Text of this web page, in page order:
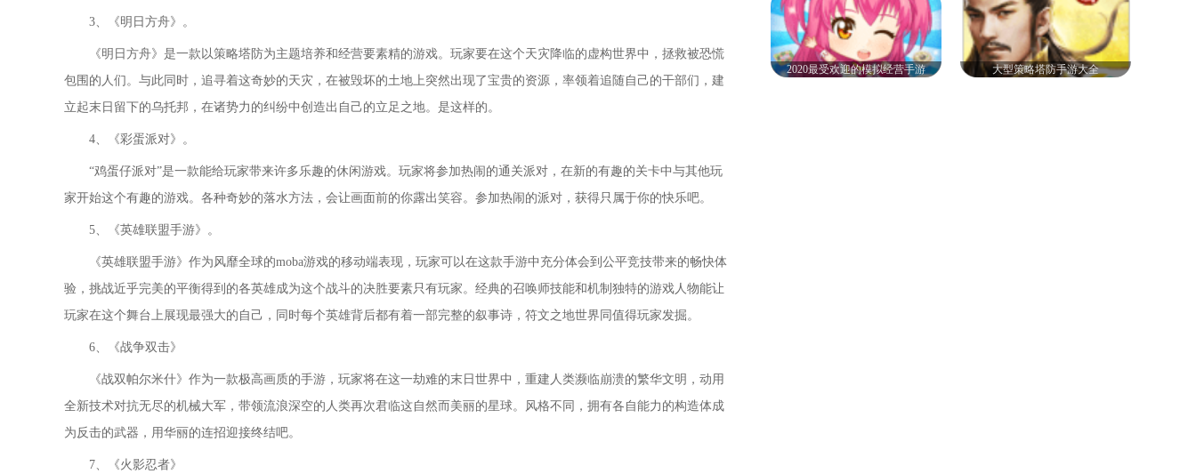
3、《明日方舟》。
《明日方舟》是一款以策略塔防为主题培养和经营要素精的游戏。玩家要在这个天灾降临的虚构世界中，拯救被恐慌
包围的人们。与此同时，追寻着这奇妙的天灾，在被毁坏的土地上突然出现了宝贵的资源，率领着追随自己的干部们，建
立起末日留下的乌托邦，在诸势力的纠纷中创造出自己的立足之地。是这样的。
4、《彩蛋派对》。
“鸡蛋仔派对”是一款能给玩家带来许多乐趣的休闲游戏。玩家将参加热闹的通关派对，在新的有趣的关卡中与其他玩
家开始这个有趣的游戏。各种奇妙的落水方法，会让画面前的你露出笑容。参加热闹的派对，获得只属于你的快乐吧。
5、《英雄联盟手游》。
《英雄联盟手游》作为风靡全球的moba游戏的移动端表现，玩家可以在这款手游中充分体会到公平竞技带来的畅快体
验，挑战近乎完美的平衡得到的各英雄成为这个战斗的决胜要素只有玩家。经典的召唤师技能和机制独特的游戏人物能让
玩家在这个舞台上展现最强大的自己，同时每个英雄背后都有着一部完整的叙事诗，符文之地世界同值得玩家发掘。
6、《战争双击》
《战双帕尔米什》作为一款极高画质的手游，玩家将在这一劫难的末日世界中，重建人类濒临崩溃的繁华文明，动用
全新技术对抗无尽的机械大军，带领流浪深空的人类再次君临这自然而美丽的星球。风格不同，拥有各自能力的构造体成
为反击的武器，用华丽的连招迎接终结吧。
7、《火影忍者》
2020最受欢迎的模拟经营手游 大型策略塔防手游大全